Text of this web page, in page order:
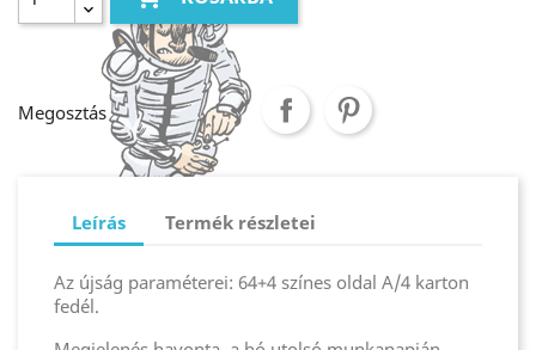
Megosztás
Leírás Termék részletei
Az újság paraméterei: 64+4 színes oldal A/4 karton
fedél.